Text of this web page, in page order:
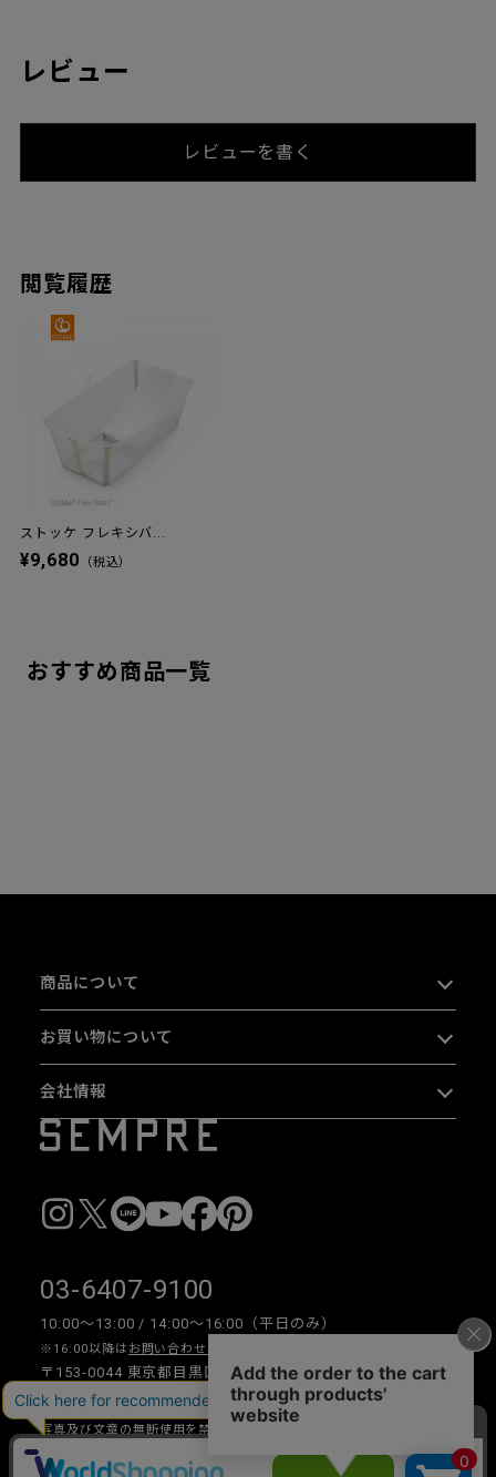
レビュー
レビューを書く
閲覧履歴
ストッケ フレキシバ...
¥9,680 （税込）
おすすめ商品一覧
商品について
お買い物について
会社情報
03-6407-9100
10:00〜13:00 / 14:00〜16:00（平日のみ）
※16:00以降は お問い合わせフォーム
〒153-0044 東京都目黒区大橋 2-16-26 1F・2F
写真及び文章の無断使用を禁じます。
Copyright © 2026 SEMPRE DESIGN CO., LTD.All right reserved.